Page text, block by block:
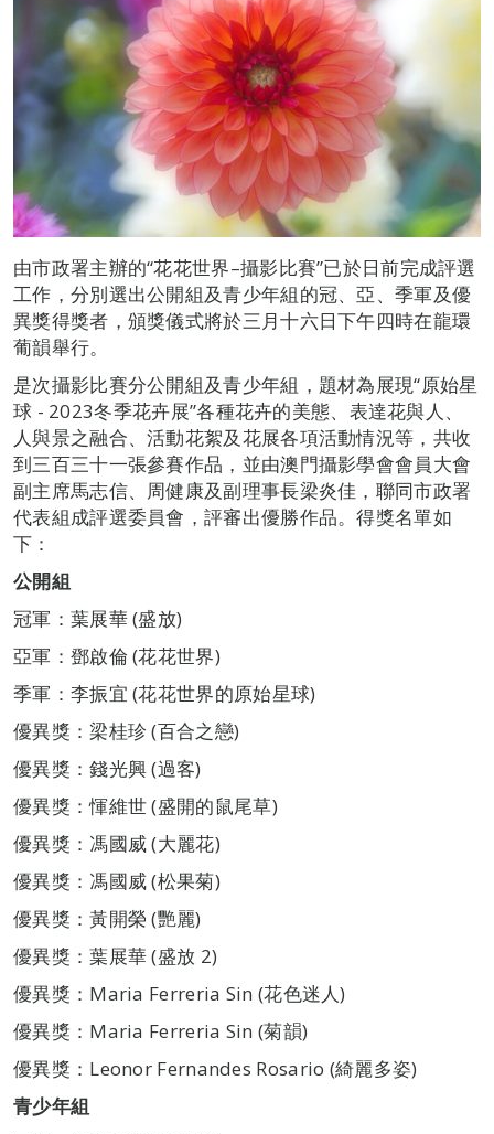
由市政署主辦的“花花世界–攝影比賽”已於日前完成評選
工作，分別選出公開組及青少年組的冠、亞、季軍及優
異獎得獎者，頒獎儀式將於三月十六日下午四時在龍環
葡韻舉行。
是次攝影比賽分公開組及青少年組，題材為展現“原始星
球 - 2023冬季花卉展”各種花卉的美態、表達花與人、
人與景之融合、活動花絮及花展各項活動情況等，共收
到三百三十一張參賽作品，並由澳門攝影學會會員大會
副主席馬志信、周健康及副理事長梁炎佳，聯同市政署
代表組成評選委員會，評審出優勝作品。得獎名單如
下：
公開組
冠軍：葉展華 (盛放)
亞軍：鄧啟倫 (花花世界)
季軍：李振宜 (花花世界的原始星球)
優異獎：梁桂珍 (百合之戀)
優異獎：錢光興 (過客)
優異獎：惲維世 (盛開的鼠尾草)
優異獎：馮國威 (大麗花)
優異獎：馮國威 (松果菊)
優異獎：黃開榮 (艷麗)
優異獎：葉展華 (盛放 2)
優異獎：Maria Ferreria Sin (花色迷人)
優異獎：Maria Ferreria Sin (菊韻)
優異獎：Leonor Fernandes Rosario (綺麗多姿)
青少年組